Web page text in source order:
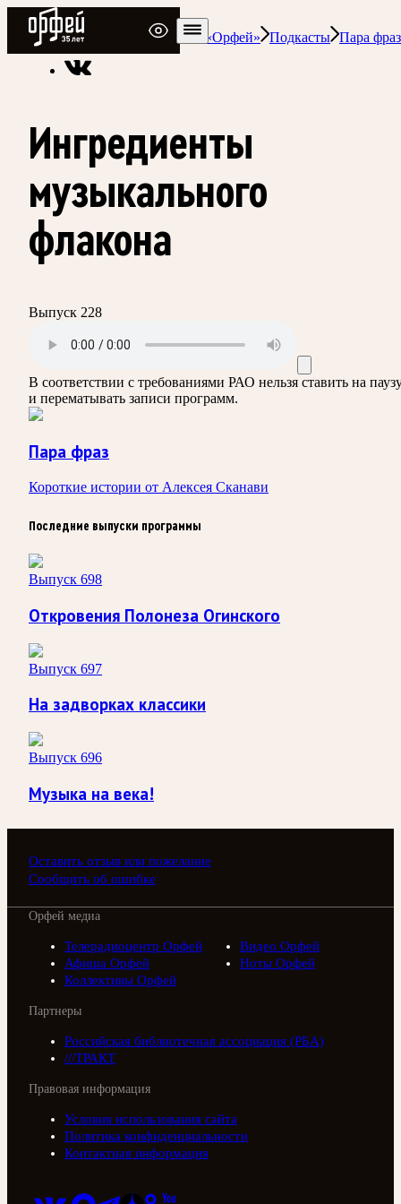
Радио Орфей
Радио классической музыки «Орфей»
Подкасты Пара фраз
Ингредиенты
музыкального
флакона
Выпуск 228
В соответствии с требованиями РАО нельзя ставить на
и перематывать записи программ.
Пара фраз
Короткие истории от Алексея Сканави
Последние выпуски программы
Выпуск 698
Откровения Полонеза Огинского
Выпуск 697
На задворках классики
Выпуск 696
Музыка на века!
Оставить отзыв или пожелание
Сообщить об ошибке
Орфей медиа
Телерадиоцентр Орфей
Видео Орфей
Афиша Орфей
Ноты Орфей
Коллективы Орфей
Партнеры
Российская библиотечная ассоциация (РБА)
///ТРАКТ
Правовая информация
Условия использования сайта
Политика конфиденциальности
Контактная информация